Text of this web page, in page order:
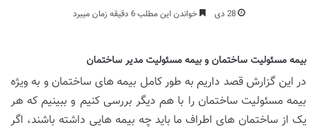
28 دی خواندن این مطلب 6 دقیقه زمان میبرد
بیمه مسئولیت ساختمان و بیمه مسئولیت مدیر ساختمان
در این گزارش قصد داریم به طور کامل بیمه های ساختمان و به ویژه
بیمه مسئولیت ساختمان را با هم دیگر بررسی کنیم و ببینیم که هر
یک از ساختمان های اطراف ما باید چه بیمه هایی داشته باشند، اگر